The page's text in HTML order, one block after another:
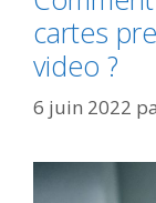
cartes
video ?
6 juin 2022